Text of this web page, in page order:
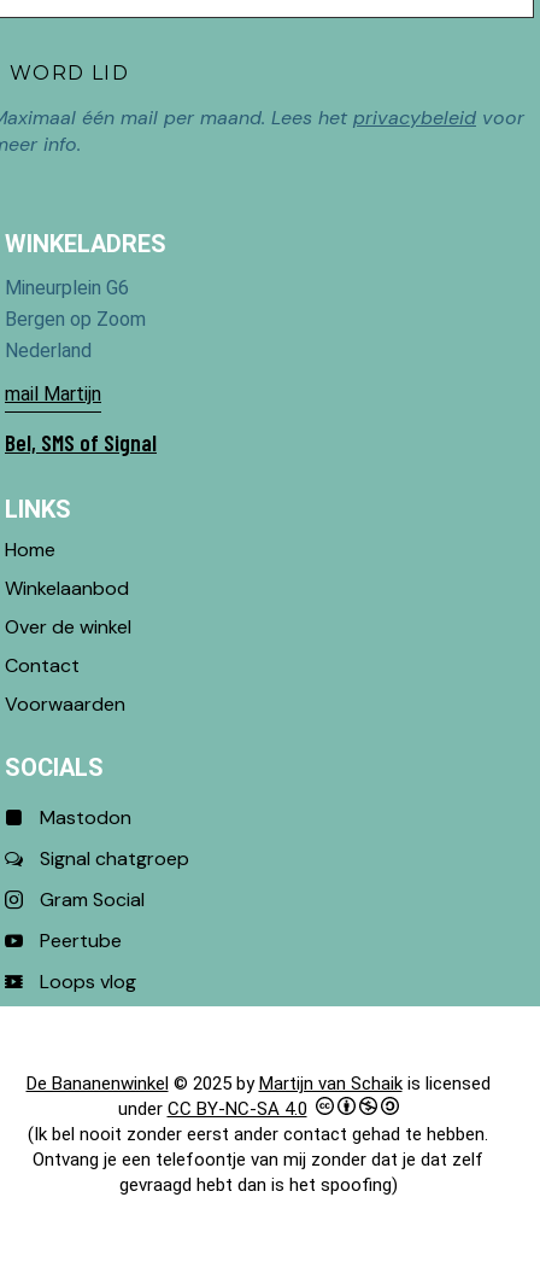
één mail per maand. Lees het privacybeleid voor
info.
WINKELADRES
Mineurplein G6
Bergen op Zoom
Nederland
mail Martijn
Bel, SMS of Signal
LINKS
Home
Winkelaanbod
Over de winkel
Contact
Voorwaarden
SOCIALS
Mastodon
Signal chatgroep
Gram Social
Peertube
Loops vlog
De Bananenwinkel© 2025 byMartijn van Schaikis licensed
under CC BY-NC-SA 4.0
(Ik bel nooit zonder eerst ander contact gehad te hebben.
Ontvang je een telefoontje van mij zonder dat je dat zelf
gevraagd hebt dan is het spoofing)